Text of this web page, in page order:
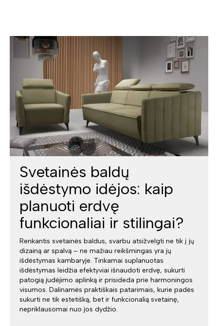
Svetainės baldų
išdėstymo idėjos: kaip
planuoti erdvę
funkcionaliai ir stilingai?
Renkantis svetainės baldus, svarbu atsižvelgti ne tik į jų
dizainą ar spalvą – ne mažiau reikšmingas yra jų
išdėstymas kambaryje. Tinkamai suplanuotas
išdėstymas leidžia efektyviai išnaudoti erdvę, sukurti
patogią judėjimo aplinką ir prisideda prie harmoningos
visumos. Dalinamės praktiškais patarimais, kurie padės
sukurti ne tik estetišką, bet ir funkcionalią svetainę,
nepriklausomai nuo jos dydžio.